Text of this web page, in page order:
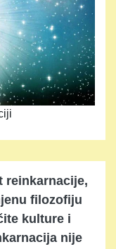
reinkarnacije,
filozofiju
kulture i
nije